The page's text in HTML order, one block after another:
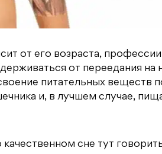
от его возраста,
от переедания на
питательных веществ
и, в лучшем случае,
сне тут